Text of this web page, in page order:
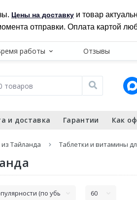
Цены на доставку и товар
отправки. Оплата картой
работы Отзывы
и доставка Гарантии Как
Тайланда Таблетки и витамины